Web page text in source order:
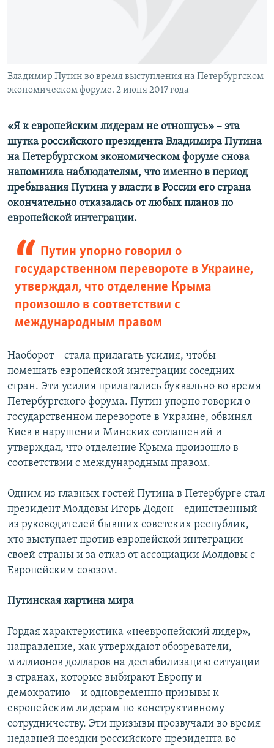
УКРАИНСКАЯ ПРОБЛЕМА КРЫМА
Все сайты RFE/RL
Владимир Путин во время выступления на Петербургском
экономическом форуме. 2 июня 2017 года
«Я к европейским лидерам не отношусь» – эта
шутка российского президента Владимира Путина
на Петербургском экономическом форуме снова
напомнила наблюдателям, что именно в период
пребывания Путина у власти в России его страна
окончательно отказалась от любых планов по
европейской интеграции.
Путин упорно говорил о
государственном перевороте в Украине,
утверждал, что отделение Крыма
произошло в соответствии с
международным правом
Наоборот – стала прилагать усилия, чтобы
помешать европейской интеграции соседних
стран. Эти усилия прилагались буквально во время
Петербургского форума. Путин упорно говорил о
государственном перевороте в Украине, обвинял
Киев в нарушении Минских соглашений и
утверждал, что отделение Крыма произошло в
соответствии с международным правом.
Одним из главных гостей Путина в Петербурге стал
президент Молдовы Игорь Додон – единственный
из руководителей бывших советских республик,
кто выступает против европейской интеграции
своей страны и за отказ от ассоциации Молдовы с
Европейским союзом.
Путинская картина мира
Гордая характеристика «неевропейский лидер»,
направление, как утверждают обозреватели,
миллионов долларов на дестабилизацию ситуации
в странах, которые выбирают Европу и
демократию – и одновременно призывы к
европейским лидерам по конструктивному
сотрудничеству. Эти призывы прозвучали во время
недавней поездки российского президента во